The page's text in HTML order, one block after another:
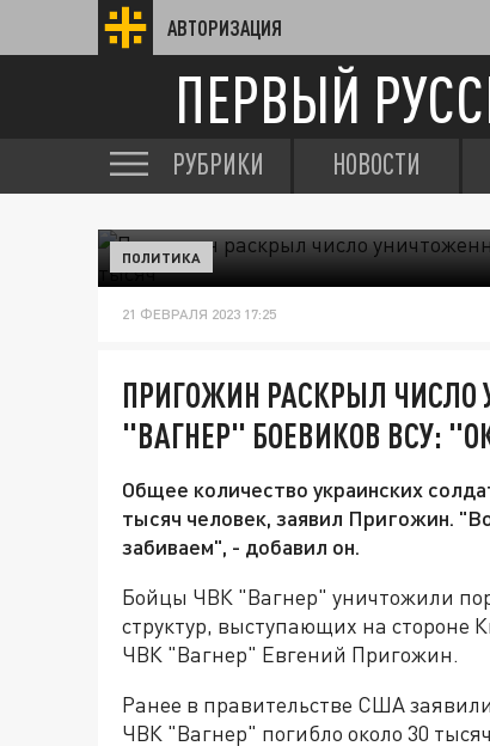
АВТОРИЗАЦИЯ
ПЕРВЫЙ
РУБРИКИ НОВОСТИ
ПОЛИТИКА
21 ФЕВРАЛЯ 2023 17:25
ПРИГОЖИН РАСКРЫЛ
"ВАГНЕР" БОЕВИКОВ ВСУ:
Общее количество украинских
тысяч человек, заявил Пригожин.
забиваем", - добавил он.
Бойцы ЧВК "Вагнер" уничтожили
структур, выступающих на стороне
ЧВК "Вагнер" Евгений Пригожин.
Ранее в правительстве США
ЧВК "Вагнер" погибло около 30